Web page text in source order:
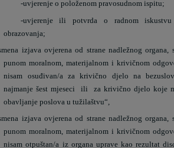
-uvjerenje o položenom pravosudnom ispitu;
-uvjerenje ili potvrda o radnom iskustvu
obrazovanja;
izjava ovjerena od strane nadležnog organa,
punom moralnom, materijalnom i krivičnom
nisam osuđivan/a za krivično djelo na
najmanje šest mjeseci
ili
za krivično djelo koje
obavljanje poslova u tužilaštvu“,
izjava ovjerena od strane nadležnog organa,
punom moralnom, materijalnom i krivičnom
nisam otpuštan/a iz organa uprave kao rezultat